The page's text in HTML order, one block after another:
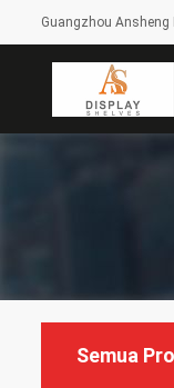
Guangzhou Ansheng
Semua